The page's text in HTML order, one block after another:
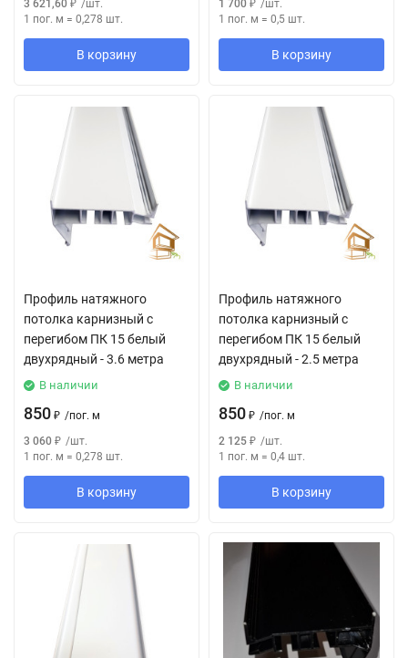
3 621,60 ₽ /шт.
1 пог. м = 0,278 шт.
В корзину
1 700 ₽ /шт.
1 пог. м = 0,5 шт.
В корзину
Профиль натяжного
потолка карнизный с
перегибом ПК 15 белый
двухрядный - 3.6 метра
В наличии
850 ₽ /пог. м
3 060 ₽ /шт.
1 пог. м = 0,278 шт.
В корзину
Профиль натяжного
потолка карнизный с
перегибом ПК 15 белый
двухрядный - 2.5 метра
В наличии
850 ₽ /пог. м
2 125 ₽ /шт.
1 пог. м = 0,4 шт.
В корзину